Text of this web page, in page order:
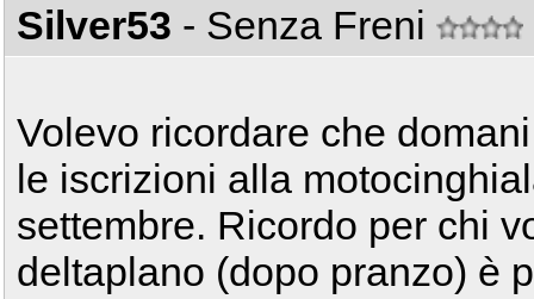
Silver53 - Senza Freni
Volevo ricordare che
le iscrizioni alla
settembre. Ricordo per chi
deltaplano (dopo pranzo) è